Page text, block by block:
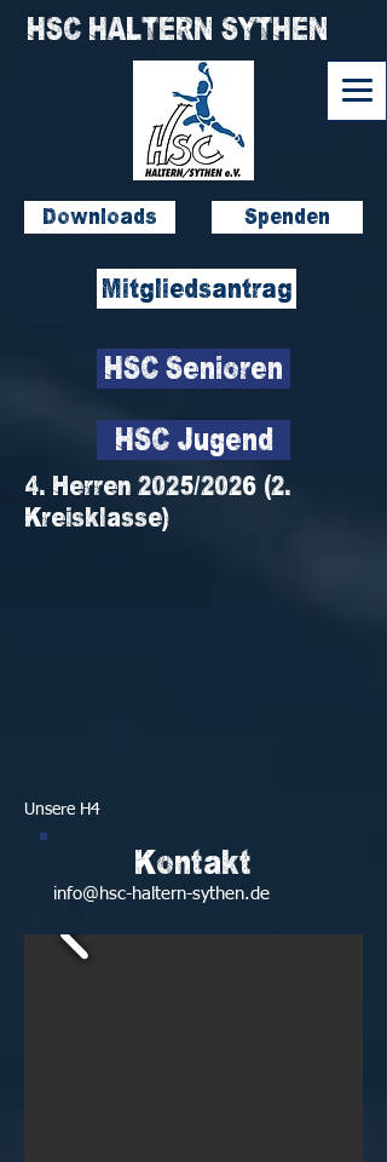
Downloads
Mitgliedsantrag
HSC Senioren
HSC Jugend
HSC HALTERN SYTHEN
Spenden
4. Herren 2025/2026 (2.
Kreisklasse)
Unsere H4
info@hsc-haltern-sythen.de
Kontakt